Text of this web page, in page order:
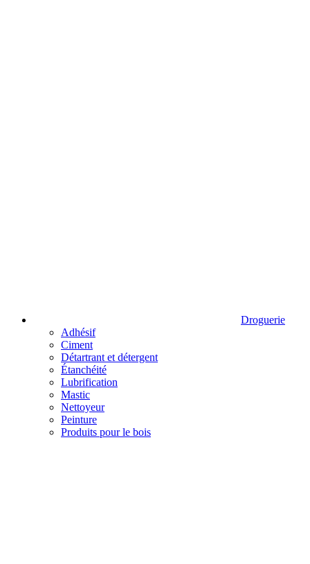
Droguerie
Adhésif
Ciment
Détartrant et détergent
Étanchéité
Lubrification
Mastic
Nettoyeur
Peinture
Produits pour le bois